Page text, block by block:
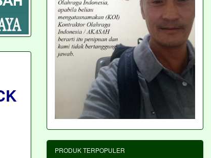
PRODUK TERPOPULER